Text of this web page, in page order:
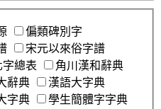
偏類碑別字
宋元以來俗字譜
字總表
角川漢和辭典
辭典
漢語大字典
字典
學生簡體字字典